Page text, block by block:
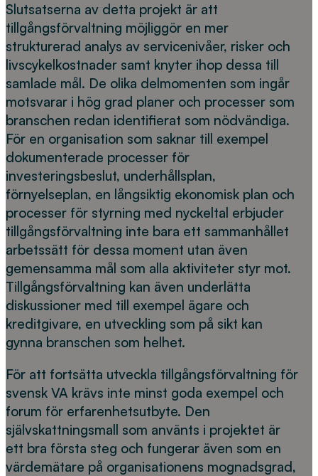
Slutsatserna av detta projekt är att
tillgångsförvaltning möjliggör en mer
strukturerad analys av servicenivåer, risker och
livscykelkostnader samt knyter ihop dessa till
samlade mål. De olika delmomenten som ingår
motsvarar i hög grad planer och processer som
branschen redan identifierat som nödvändiga.
För en organisation som saknar till exempel
dokumenterade processer för
investeringsbeslut, underhållsplan,
förnyelseplan, en långsiktig ekonomisk plan och
processer för styrning med nyckeltal erbjuder
tillgångsförvaltning inte bara ett sammanhållet
arbetssätt för dessa moment utan även
gemensamma mål som alla aktiviteter styr mot.
Tillgångsförvaltning kan även underlätta
diskussioner med till exempel ägare och
kreditgivare, en utveckling som på sikt kan
gynna branschen som helhet.
För att fortsätta utveckla tillgångsförvaltning för
svensk VA krävs inte minst goda exempel och
forum för erfarenhetsutbyte. Den
självskattningsmall som använts i projektet är
ett bra första steg och fungerar även som en
värdemätare på organisationens mognadsgrad,